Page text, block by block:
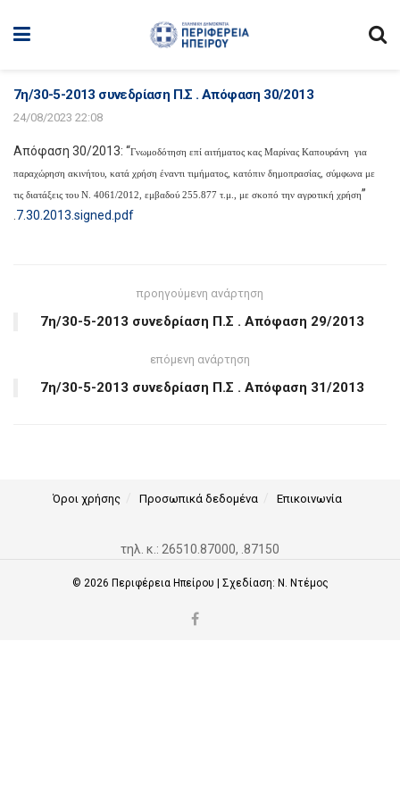
7η/30-5-2013 συνεδρίαση Π.Σ . Απόφαση 30/2013
24/08/2023 22:08
Απόφαση 30/2013: “Γνωμοδότηση επί αιτήματος κας Μαρίνας Καπουράνη για
παραχώρηση ακινήτου, κατά χρήση έναντι τιμήματος, κατόπιν δημοπρασίας, σύμφωνα με
τις διατάξεις του Ν. 4061/2012, εμβαδού 255.877 τ.μ., με σκοπό την αγροτική χρήση”
7.30.2013.signed.pdf
προηγούμενη ανάρτηση
7η/30-5-2013 συνεδρίαση Π.Σ . Απόφαση 29/2013
επόμενη ανάρτηση
7η/30-5-2013 συνεδρίαση Π.Σ . Απόφαση 31/2013
Όροι χρήσης Προσωπικά δεδομένα Επικοινωνία
τηλ. κ.: 26510.87000, .87150
© 2026 Περιφέρεια Ηπείρου | Σχεδίαση: Ν. Ντέμος